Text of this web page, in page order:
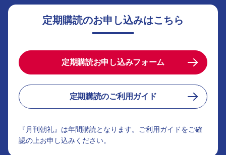
定期購読のお申し込みはこちら
定期購読お申し込みフォーム
定期購読のご利用ガイド
『月刊朝礼』は年間購読となります。ご利用ガイドをご確
認の上お申し込みください。